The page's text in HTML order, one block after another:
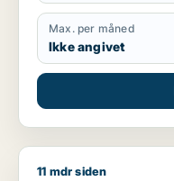
Max. per måned
Ikke angivet
Jens søger lager,
11 mdr siden